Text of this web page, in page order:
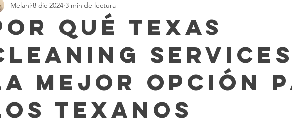
para mascotas Consejos de limpieza ecológica
Beneficios de Profesionales LimpiezaTransformadora Limpieza
Limpieza Hogar Opciones de limpieza Diferencias en Limpieza Truco de
Qué Texas
Services
Mejor Opción
Texanos
Melani 8 dic 2024 3 min de lectura